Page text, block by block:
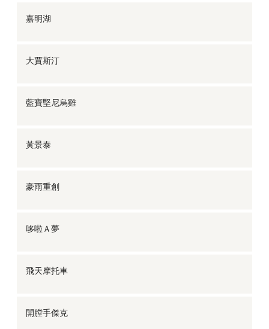
嘉明湖
大賈斯汀
藍寶堅尼烏雞
黃景泰
豪雨重創
哆啦Ａ夢
飛天摩托車
開膛手傑克